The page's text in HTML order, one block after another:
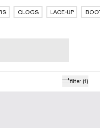
CLOGS LACE-UP
filter (1)